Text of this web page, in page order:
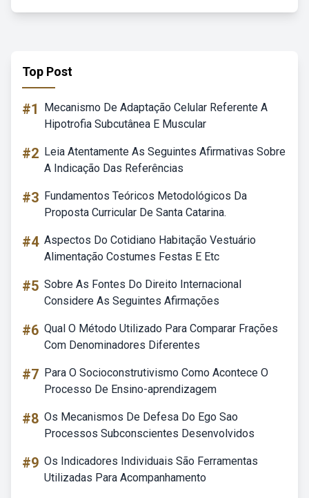
Top Post
#1
Mecanismo De Adaptação Celular Referente A
Hipotrofia Subcutânea E Muscular
#2 Leia Atentamente As Seguintes Afirmativas Sobre
A Indicação Das Referências
#3 Fundamentos Teóricos Metodológicos Da
Proposta Curricular De Santa Catarina.
#4 Aspectos Do Cotidiano Habitação Vestuário
Alimentação Costumes Festas E Etc
#5 Sobre As Fontes Do Direito Internacional
Considere As Seguintes Afirmações
#6 Qual O Método Utilizado Para Comparar Frações
Com Denominadores Diferentes
#7 Para O Socioconstrutivismo Como Acontece O
Processo De Ensino-aprendizagem
#8 Os Mecanismos De Defesa Do Ego Sao
Processos Subconscientes Desenvolvidos
#9 Os Indicadores Individuais São Ferramentas
Utilizadas Para Acompanhamento